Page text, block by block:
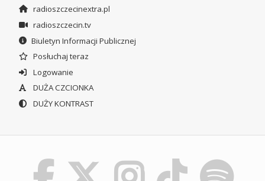
radioszczecinextra.pl
radioszczecin.tv
Biuletyn Informacji Publicznej
Posłuchaj teraz
Logowanie
DUŻA CZCIONKA
DUŻY KONTRAST